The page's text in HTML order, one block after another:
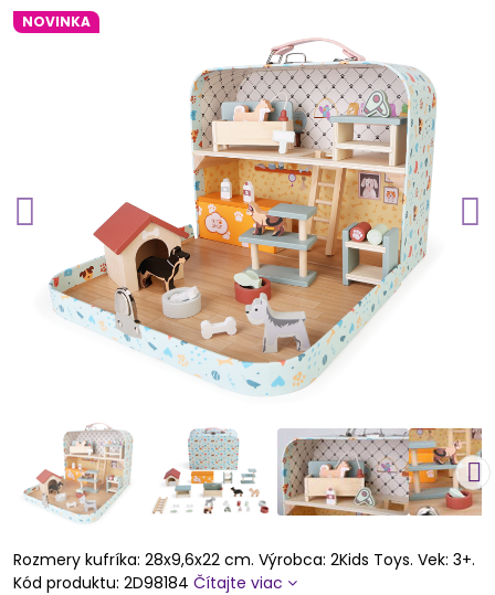
NOVINKA
Rozmery kufríka: 28x9,6x22 cm. Výrobca: 2Kids Toys. Vek: 3+.
Kód produktu: 2D98184 Čítajte viac